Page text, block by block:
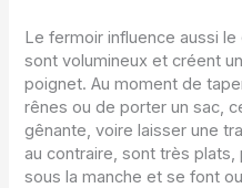
Le fermoir influence aussi le
sont volumineux et créent
poignet. Au moment de
rênes ou de porter un sac,
gênante, voire laisser une
au contraire, sont très
sous la manche et se font